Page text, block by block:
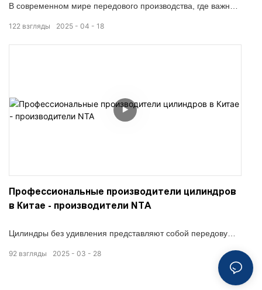
В современном мире передового производства, где важны
цилиндры без удивления стали надежным решением для
современной автоматизации. В NTA мы разработали и
контролируемое линейное движение, заполненные
промышленными средами по всему миру.
2025 04 18
122 взгляды
Профессиональные производители цилиндров
в Китае - производители NTA
Цилиндры без удивления представляют собой передовую
плавное линейное движение без ограничений
традиционного стержня. Как доверенный производитель
цилиндров в Китае, NTA специализируется на производстве
2025 03 28
92 взгляды